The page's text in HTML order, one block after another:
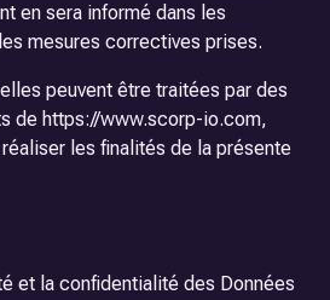
en sera informé dans les
mesures correctives prises.
peuvent être traitées par des
de https://www.scorp-io.com,
les finalités de la présente
et la confidentialité des Données